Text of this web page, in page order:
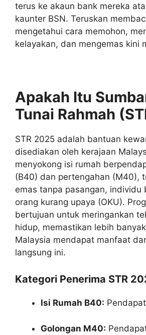
terus ke akaun bank mereka
kaunter BSN. Teruskan
mengetahui cara memohon,
kelayakan, dan mengemas kini
Apakah Itu
Tunai Rahmah
STR 2025 adalah bantuan
disediakan oleh kerajaan
menyokong isi rumah
(B40) dan pertengahan (M40),
emas tanpa pasangan, individu
orang kurang upaya (OKU).
bertujuan untuk meringankan
hidup, memastikan lebih
Malaysia mendapat manfaat
langsung ini.
Kategori Penerima STR
Isi Rumah B40:
Golongan M40: